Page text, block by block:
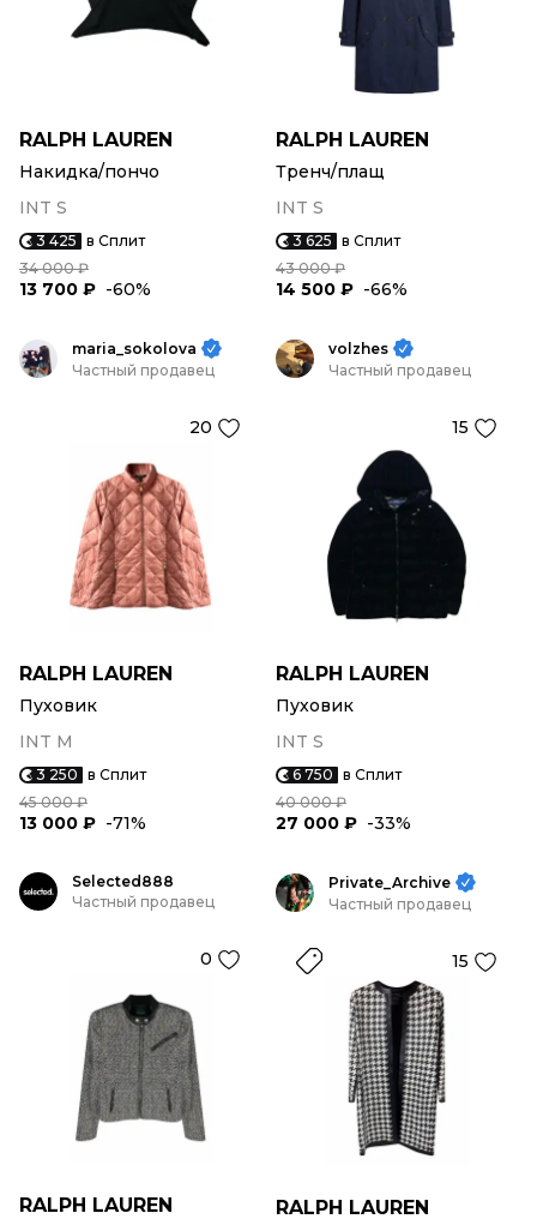
RALPH LAUREN
Накидка/пончо
INT S
3 425 в Сплит
34 000 ₽
13 700 ₽ -60%
RALPH LAUREN
Тренч/плащ
INT S
3 625 в Сплит
43 000 ₽
14 500 ₽ -66%
maria_sokolova
Частный продавец
20
RALPH LAUREN
Пуховик
INT M
3 250 в Сплит
45 000 ₽
13 000 ₽ -71%
volzhes
Частный продавец
15
RALPH LAUREN
Пуховик
INT S
6 750 в Сплит
40 000 ₽
27 000 ₽ -33%
Selected888
Частный продавец
0
RALPH LAUREN
Private_Archive
Частный продавец
15
RALPH LAUREN